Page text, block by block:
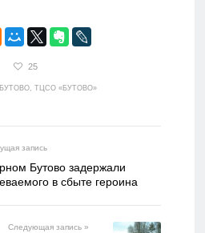
25
БУТОВО, ТЦСО «БУТОВО»
запись
Бутово задержали
в сбыте героина
Следующая запись »